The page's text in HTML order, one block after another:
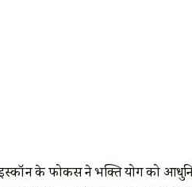
इस्कॉन के फोकस ने भक्ति योग को